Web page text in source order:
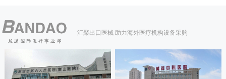
汇聚出口医械 助力海外医疗机构设备采购